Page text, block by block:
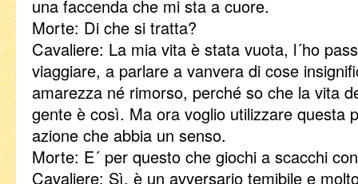
una faccenda che mi sta a cuore.
Morte: Di che si tratta?
Cavaliere: La mia vita è stata vuota, l´ho
viaggiare, a parlare a vanvera di cose
amarezza né rimorso, perché so che la vita
gente è così. Ma ora voglio utilizzare questa
azione che abbia un senso.
Morte: E´ per questo che giochi a scacchi
Cavaliere: Sì, è un avversario temibile e